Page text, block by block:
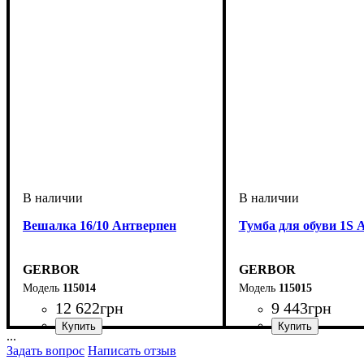
Вешалка 16/10 Антверпен
GERBOR
115014
12 622грн
Тумба для обуви 1S
GERBOR
115015
9 443грн
...
Задать вопрос Написать отзыв